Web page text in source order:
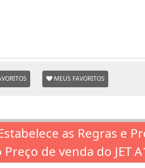
MEUS FAVORITOS
as Regras e
de venda do JET